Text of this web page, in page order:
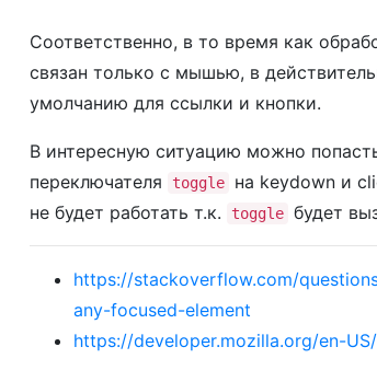
Соответственно, в то время как
связан только с мышью, в
умолчанию для ссылки и кнопки.
В интересную ситуацию можно
переключателя
toggle на keydown и
не будет работать т.к.
toggle будет
https://stackoverflow.com/
any-focused-element
https://developer.mozilla.org/en-